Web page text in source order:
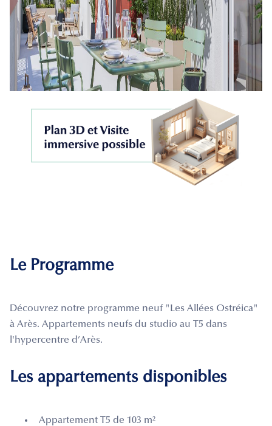
Le Programme
Découvrez notre programme neuf "Les Allées Ostréica"
à Arès. Appartements neufs du studio au T5 dans
l'hypercentre d’Arès.
Les appartements disponibles
Appartement T5 de 103 m²